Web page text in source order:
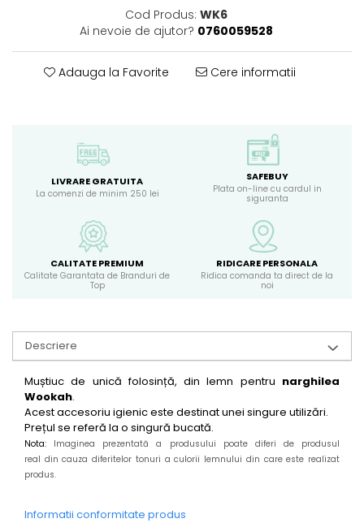
Cod Produs: WK6
Ai nevoie de ajutor? 0760059528
Adauga la Favorite Cere informatii
LIVRARE GRATUITA
La comenzi de minim 250 lei
SAFEBUY
Plata on-line cu cardul in
siguranta
CALITATE PREMIUM
Calitate Garantata de Branduri de
Top
RIDICARE PERSONALA
Ridica comanda ta direct de la
noi
Descriere
Muștiuc de unică folosință, din lemn pentru narghilea
Wookah.
Acest accesoriu igienic este destinat unei singure utilizări.
Prețul se referă la o singură bucată.
Nota: Imaginea prezentată a produsului poate diferi de produsul
real din cauza diferitelor tonuri a culorii lemnului din care este realizat
produs.
Informatii conformitate produs